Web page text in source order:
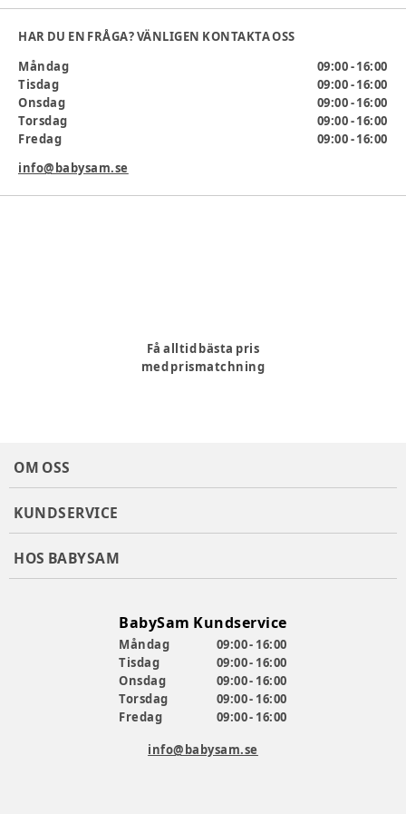
stök, om och om igen. Perfekt för resor för både små och
stora barn.
Innehåll:
Magnetisk rittavla, magnetisk penna och 2
magnetstämplar
Ålder:3-6 år
Ålder
3 år, 5 år, 6 år, 4 år
HAR DU EN FRÅGA? VÄNLIGEN KONTAKTA OSS
Måndag
09:00 - 16:00
Tisdag
09:00 - 16:00
Onsdag
09:00 - 16:00
Torsdag
09:00 - 16:00
Fredag
09:00 - 16:00
info@babysam.se
Få alltid bästa pris
med prismatchning
OM OSS
KUNDSERVICE
HOS BABYSAM
BabySam Kundservice
Måndag
09:00 - 16:00
Tisdag
09:00 - 16:00
Onsdag
09:00 - 16:00
Torsdag
09:00 - 16:00
Fredag
09:00 - 16:00
info@babysam.se